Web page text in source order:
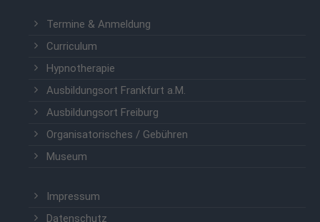
Termine & Anmeldung
Curriculum
Hypnotherapie
Ausbildungsort Frankfurt a.M.
Ausbildungsort Freiburg
Organisatorisches / Gebühren
Museum
Impressum
Datenschutz